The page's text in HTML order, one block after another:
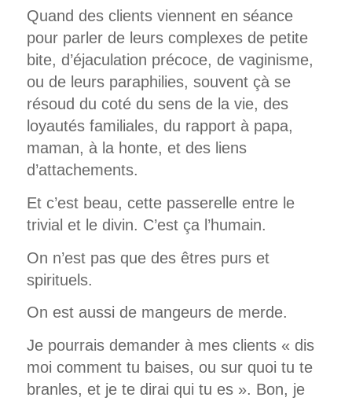
Quand des clients viennent en séance
pour parler de leurs complexes de petite
bite, d’éjaculation précoce, de vaginisme,
ou de leurs paraphilies, souvent çà se
résoud du coté du sens de la vie, des
loyautés familiales, du rapport à papa,
maman, à la honte, et des liens
d’attachements.
Et c’est beau, cette passerelle entre le
trivial et le divin. C’est ça l’humain.
On n’est pas que des êtres purs et
spirituels.
On est aussi de mangeurs de merde.
Je pourrais demander à mes clients « dis
moi comment tu baises, ou sur quoi tu te
branles, et je te dirai qui tu es ». Bon, je